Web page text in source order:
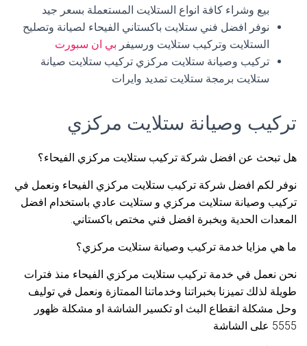
بيع وشراء كافة انواع الستلايت المستعملة بسعر جيد
نوفر افضل فني ستلايت باكستاني الفيحاء لصيانة وتصليح
الستلايت وتركيب ستلايت ورسيفر بي ان سبورت
تركيب وصيانة ستلايت مركزي تركيب ستلايت صيانة
ستلايت برمجة ستلايت تمديد وايرات
تركيب وصيانة ستلايت مركزي
هل تبحث عن افضل شركة تركيب ستلايت مركزي الفيحاء؟
نوفر لكم افضل شركة تركيب ستلايت مركزي الفيحاء ونعمل في
تركيب وصيانة ستلايت مركزي و ستلايت عادي باستخدام افضل
المعدات الحدية وبخبرة افضل فني مختص باكستاني.
ما هي مزايا خدمة تركيب وصيانة ستلايت مركزي؟
نحن نعمل في خدمة تركيب ستلايت مركزي الفيحاء منذ فترات
طويلة لذلك تميزنا بخبراتنا وخدماتنا الممتازة ونعمل في توليف
وحل مشكلة انقطاع البث او تكسير الشاشة او مشكلة ظهور
5555 على الشاشة